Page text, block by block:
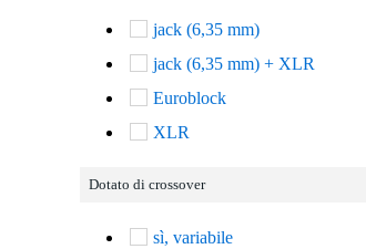
jack (6,35 mm)
jack (6,35 mm) + XLR
Euroblock
XLR
Dotato di crossover
sì, variabile